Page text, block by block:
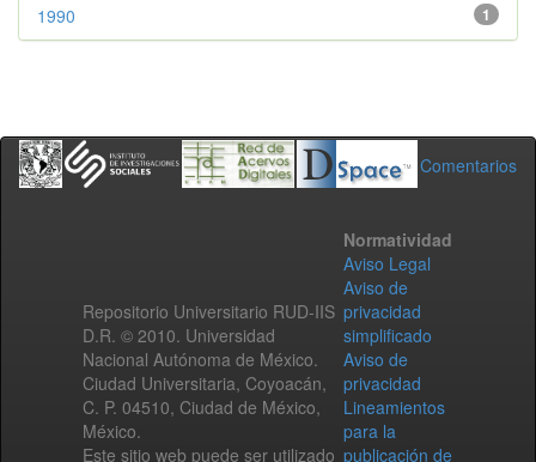
1
1990
Comentarios
Repositorio Universitario RUD-IIS
D.R. © 2010. Universidad
Nacional Autónoma de México.
Ciudad Universitaria, Coyoacán,
C. P. 04510, Ciudad de México,
México.
Este sitio web puede ser utilizado
Normatividad
Aviso Legal
Aviso de
privacidad
simplificado
Aviso de
privacidad
Lineamientos
para la
publicación de